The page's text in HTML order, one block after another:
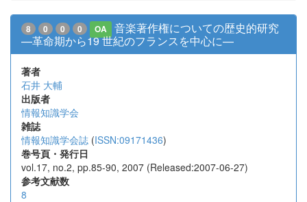
8 0 0 0 OA
音楽著作権についての歴史的研究
—革命期から19 世紀のフランスを中心に—
著者
石井 大輔
出版者
情報知識学会
雑誌
情報知識学会誌 (ISSN:09171436)
巻号頁・発行日
vol.17, no.2, pp.85-90, 2007 (Released:2007-06-27)
参考文献数
8